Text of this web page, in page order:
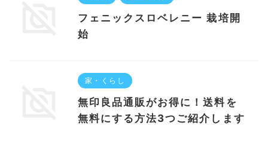
フェニックスロベレニー 栽培開
始
家・くらし
無印良品通販がお得に！送料を
無料にする方法3つご紹介します